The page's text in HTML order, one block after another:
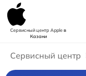
Сервисный центр Appleв
Казани
Сервисный центр